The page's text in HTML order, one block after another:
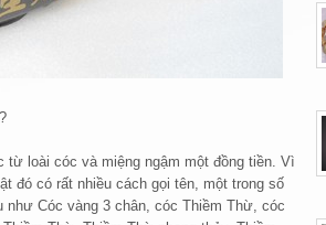
từ loài cóc và miệng ngậm một đồng tiền. Vì
đó có rất nhiều cách gọi tên, một trong số
như Cóc vàng 3 chân, cóc Thiềm Thừ, cóc